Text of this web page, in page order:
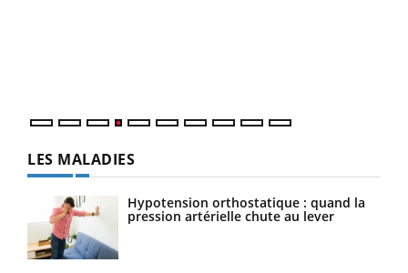
LES MALADIES
Hypotension orthostatique : quand la
pression artérielle chute au lever